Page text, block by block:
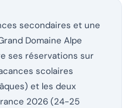
secondaires et une
Domaine Alpe
ses réservations sur
scolaires
et les deux
2026 (24-25